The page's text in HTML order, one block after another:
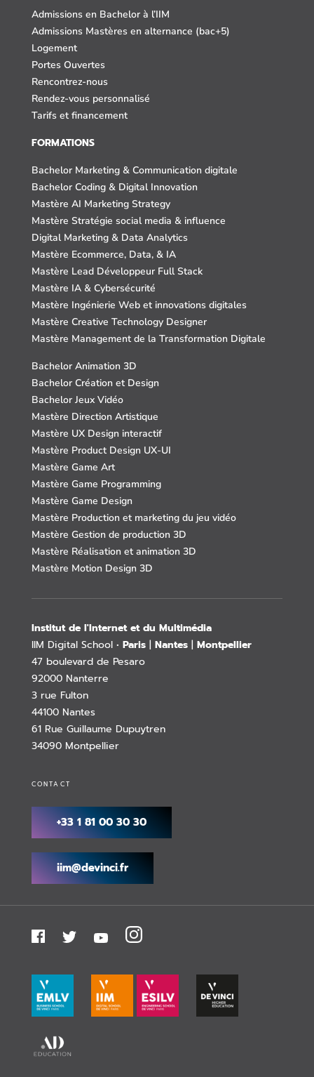
Admissions en Bachelor à l’IIM
Admissions Mastères en alternance (bac+5)
Logement
Portes Ouvertes
Rencontrez-nous
Rendez-vous personnalisé
Tarifs et financement
FORMATIONS
Bachelor Marketing & Communication digitale
Bachelor Coding & Digital Innovation
Mastère AI Marketing Strategy
Mastère Stratégie social media & influence
Digital Marketing & Data Analytics
Mastère Ecommerce, Data, & IA
Mastère Lead Développeur Full Stack
Mastère IA & Cybersécurité
Mastère Ingénierie Web et innovations digitales
Mastère Creative Technology Designer
Mastère Management de la Transformation Digitale
Bachelor Animation 3D
Bachelor Création et Design
Bachelor Jeux Vidéo
Mastère Direction Artistique
Mastère UX Design interactif
Mastère Product Design UX-UI
Mastère Game Art
Mastère Game Programming
Mastère Game Design
Mastère Production et marketing du jeu vidéo
Mastère Gestion de production 3D
Mastère Réalisation et animation 3D
Mastère Motion Design 3D
Institut de l'Internet et du Multimédia
IIM Digital School • Paris | Nantes | Montpellier
47 boulevard de Pesaro
92000 Nanterre
3 rue Fulton
44100 Nantes
61 Rue Guillaume Dupuytren
34090 Montpellier
CONTACT
+33 1 81 00 30 30
iim@devinci.fr